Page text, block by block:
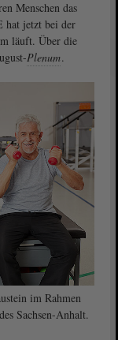
Menschen das
jetzt bei der
läuft. Über die
Plenum.
im Rahmen
Sachsen-Anhalt.